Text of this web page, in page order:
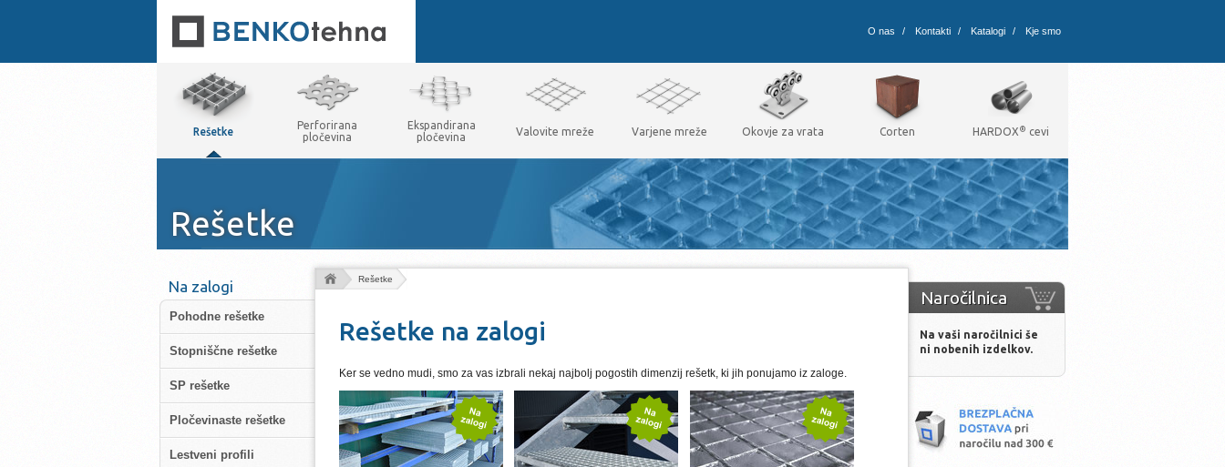
O nas / Kontakti / Katalogi / Kje smo
Rešetke
Perforirana
pločevina
Ekspandirana
pločevina
Valovite mreže Varjene mreže Okovje za vrata Corten HARDOX ® cevi
Rešetke
Rešetke
Rešetke na zalogi
Ker se vedno mudi, smo za vas izbrali nekaj najbolj pogostih dimenzij rešetk, ki jih ponujamo iz zaloge.
Na zalogi
Pohodne rešetke
Stopniščne rešetke
SP rešetke
Pločevinaste rešetke
Lestveni profili
Naročilnica
Na vaši naročilnici še
ni nobenih izdelkov.